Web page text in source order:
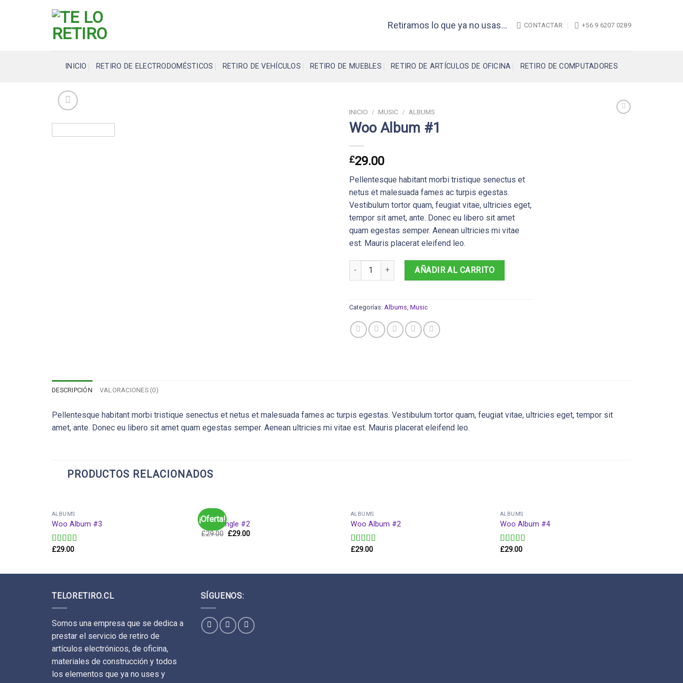
Retiramos lo que ya no usas... CONTACTAR +56 9 6207 0289
INICIO RETIRO DE ELECTRODOMÉSTICOS RETIRO DE VEHÍCULOS RETIRO DE MUEBLES RETIRO DE ARTÍCULOS DE OFICINA RETIRO DE COMPUTADORES
INICIO / MUSIC / ALBUMS
Woo Album #1
£29.00
Pellentesque habitant morbi tristique senectus et
netus et malesuada fames ac turpis egestas.
Vestibulum tortor quam, feugiat vitae, ultricies eget,
tempor sit amet, ante. Donec eu libero sit amet
quam egestas semper. Aenean ultricies mi vitae
est. Mauris placerat eleifend leo.
Woo Album #1 cantidadAÑADIR AL CARRITO
Categorías: Albums Music
DESCRIPCIÓN VALORACIONES (0)
Pellentesque habitant morbi tristique senectus et netus et malesuada fames ac turpis egestas. Vestibulum tortor quam, feugiat vitae, ultricies eget, tempor sit
amet, ante. Donec eu libero sit amet quam egestas semper. Aenean ultricies mi vitae est. Mauris placerat eleifend leo.
PRODUCTOS RELACIONADOS
ALBUMS
Woo Album #3
Valorado
£29.00
¡Oferta!
MUSIC
Woo Single #2
£29.00 £29.00
ALBUMS
Woo Album #2
Valorado
£29.00
ALBUMS
Woo Album #4
Valorado en
£29.00
TELORETIRO.CL
Somos una empresa que se dedica a
prestar el servicio de retiro de
artículos electrónicos, de oficina,
materiales de construcción y todos
los elementos que ya no uses y
SÍGUENOS: